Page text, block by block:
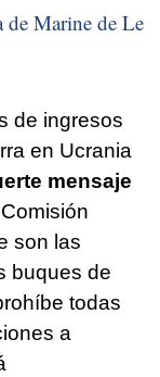
de Marine de Le
de ingresos
en Ucrania
mensaje
son las
buques de
todas
a